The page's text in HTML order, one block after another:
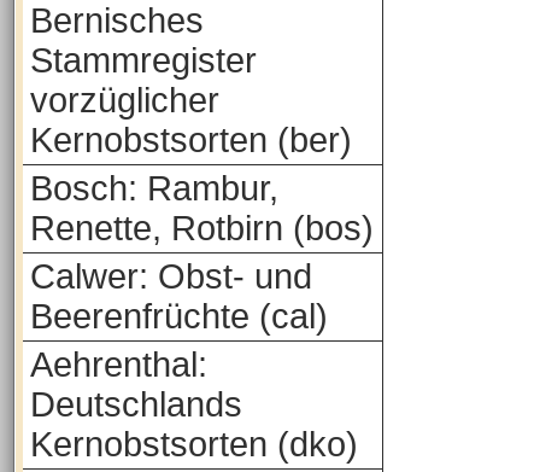
Bernisches
Stammregister
vorzüglicher
Kernobstsorten (ber)
Bosch: Rambur,
Renette, Rotbirn (bos)
Calwer: Obst- und
Beerenfrüchte (cal)
Aehrenthal:
Deutschlands
Kernobstsorten (dko)